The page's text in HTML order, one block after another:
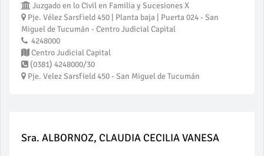
Juzgado en lo Civil en Familia y Sucesiones X
Pje. Vélez Sarsfield 450 | Planta baja | Puerta 024 - San
Miguel de Tucumán - Centro Judicial Capital
4248000
Centro Judicial Capital
(0381) 4248000/30
Pje. Velez Sarsfield 450 - San Miguel de Tucumán
Sra. ALBORNOZ, CLAUDIA CECILIA VANESA